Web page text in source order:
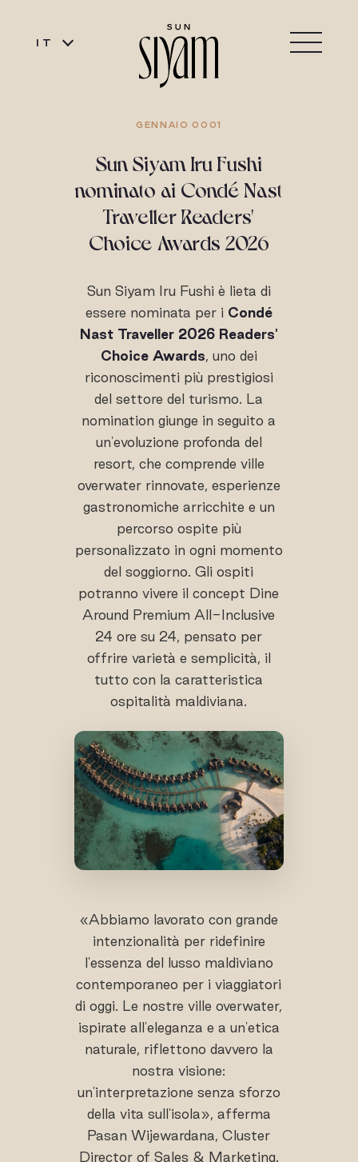
IT
GENNAIO 0001
Sun Siyam Iru Fushi
nominato ai Condé Nast
Traveller Readers'
Choice Awards 2026
Sun Siyam Iru Fushi è lieta di
essere nominata per i Condé
Nast Traveller 2026 Readers'
Choice Awards, uno dei
riconoscimenti più prestigiosi
del settore del turismo. La
nomination giunge in seguito a
un'evoluzione profonda del
resort, che comprende ville
overwater rinnovate, esperienze
gastronomiche arricchite e un
percorso ospite più
personalizzato in ogni momento
del soggiorno. Gli ospiti
potranno vivere il concept Dine
Around Premium All-Inclusive
24 ore su 24, pensato per
offrire varietà e semplicità, il
tutto con la caratteristica
ospitalità maldiviana.
«Abbiamo lavorato con grande
intenzionalità per ridefinire
l'essenza del lusso maldiviano
contemporaneo per i viaggiatori
di oggi. Le nostre ville overwater,
ispirate all'eleganza e a un'etica
naturale, riflettono davvero la
nostra visione:
un'interpretazione senza sforzo
della vita sull'isola», afferma
Pasan Wijewardana, Cluster
Director of Sales & Marketing.